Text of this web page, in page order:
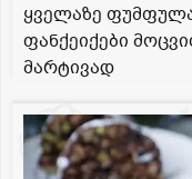
ყველაზე
ფანქეიქები
მარტივად